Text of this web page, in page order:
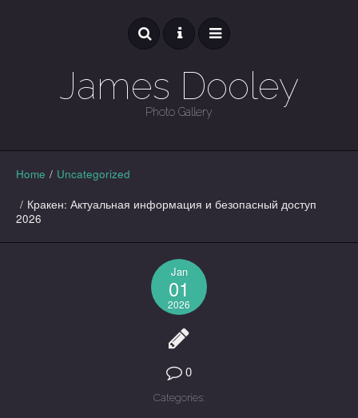
James Dooley
Photo Gallery
GALLERY
Home / Uncategorized
/ Кракен: Актуальная информация и безопасный доступ
2026
Jan
01
2026
0
Categories: